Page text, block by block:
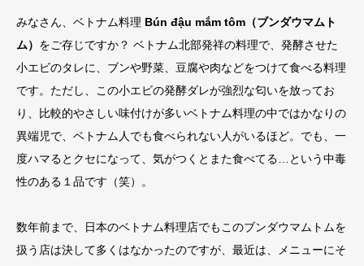
みなさん、ベトナム料理 Bún đậu mắm tôm（ブンダウマムト
ム） をご存じですか？ ベトナム北部発祥の料理で、発酵させた
小エビのタレに、ブンや野菜、豆腐や肉などをつけて食べる料理
です。ただし、この小エビの発酵ダレが強烈な匂いを放ってお
り、比較的やさしい味付けが多いベトナム料理の中ではかなりの
異端児で、ベトナム人でも食べられない人がいるほど。でも、一
度ハマるとクセになって、気がつくとまた食べてる…という中毒
性のある１品です（笑）。
数年前まで、日本のベトナム料理店でもこのブンダウマムトムを
扱う店は決して多くはなかったのですが、最近は、メニューにそ